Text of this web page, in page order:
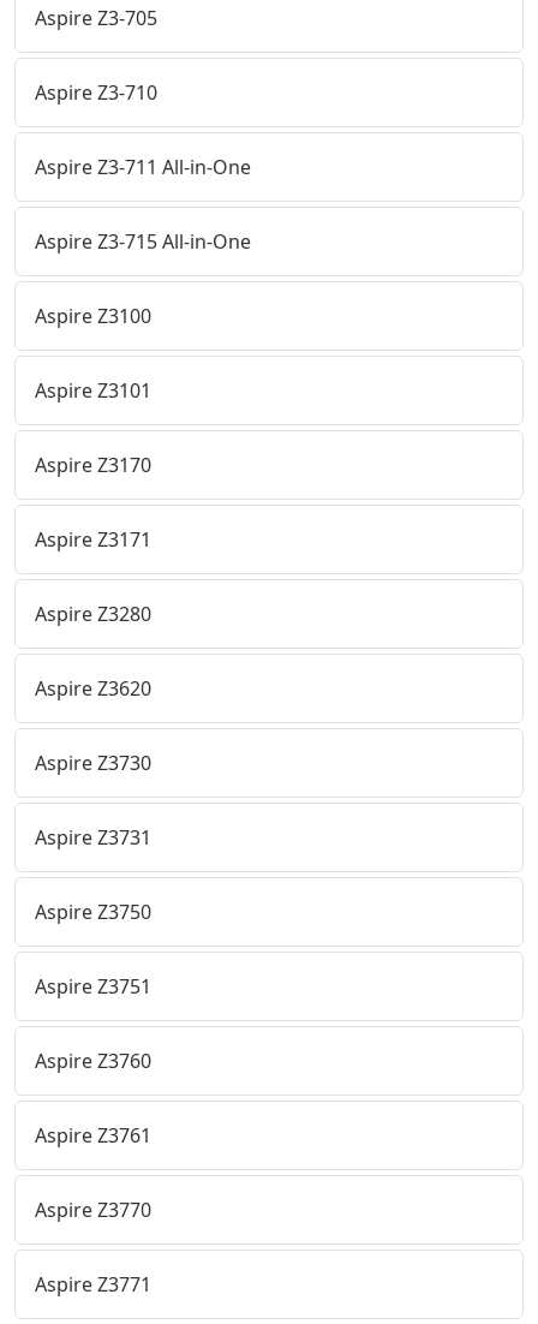
Aspire Z3-705
Aspire Z3-710
Aspire Z3-711 All-in-One
Aspire Z3-715 All-in-One
Aspire Z3100
Aspire Z3101
Aspire Z3170
Aspire Z3171
Aspire Z3280
Aspire Z3620
Aspire Z3730
Aspire Z3731
Aspire Z3750
Aspire Z3751
Aspire Z3760
Aspire Z3761
Aspire Z3770
Aspire Z3771